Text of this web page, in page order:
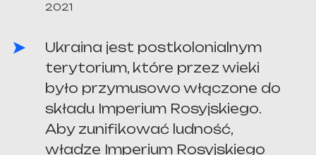
2021
Ukraina jest postkolonialnym
terytorium, które przez wieki
było przymusowo włączone do
składu Imperium Rosyjskiego.
Aby zunifikować ludność,
władze Imperium Rosyjskiego